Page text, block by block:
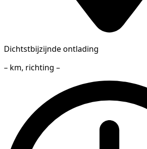
Dichtstbijzijnde ontlading
– km, richting –